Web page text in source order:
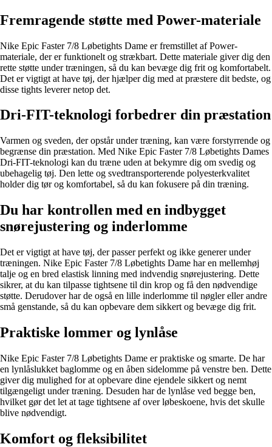
Fremragende støtte med Power-materiale
Nike Epic Faster 7/8 Løbetights Dame er fremstillet af Power-
materiale, der er funktionelt og strækbart. Dette materiale giver dig den
rette støtte under træningen, så du kan bevæge dig frit og komfortabelt.
Det er vigtigt at have tøj, der hjælper dig med at præstere dit bedste, og
disse tights leverer netop det.
Dri-FIT-teknologi forbedrer din præstation
Varmen og sveden, der opstår under træning, kan være forstyrrende og
begrænse din præstation. Med Nike Epic Faster 7/8 Løbetights Dames
Dri-FIT-teknologi kan du træne uden at bekymre dig om svedig og
ubehagelig tøj. Den lette og svedtransporterende polyesterkvalitet
holder dig tør og komfortabel, så du kan fokusere på din træning.
Du har kontrollen med en indbygget
snørejustering og inderlomme
Det er vigtigt at have tøj, der passer perfekt og ikke generer under
træningen. Nike Epic Faster 7/8 Løbetights Dame har en mellemhøj
talje og en bred elastisk linning med indvendig snørejustering. Dette
sikrer, at du kan tilpasse tightsene til din krop og få den nødvendige
støtte. Derudover har de også en lille inderlomme til nøgler eller andre
små genstande, så du kan opbevare dem sikkert og bevæge dig frit.
Praktiske lommer og lynlåse
Nike Epic Faster 7/8 Løbetights Dame er praktiske og smarte. De har
en lynlåslukket baglomme og en åben sidelomme på venstre ben. Dette
giver dig mulighed for at opbevare dine ejendele sikkert og nemt
tilgængeligt under træning. Desuden har de lynlåse ved begge ben,
hvilket gør det let at tage tightsene af over løbeskoene, hvis det skulle
blive nødvendigt.
Komfort og fleksibilitet